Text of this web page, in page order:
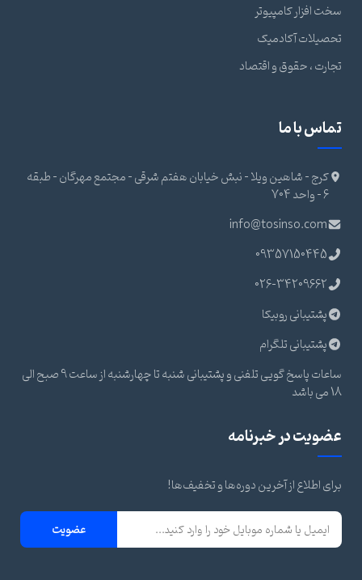
سخت افزار کامپیوتر
تحصیلات آکادمیک
تجارت ، حقوق و اقتصاد
تماس با ما
کرج - شاهین ویلا - نبش خیابان هفتم شرقی - مجتمع مهرگان - طبقه
6 - واحد 704
info@tosinso.com
09357150445
026-34209662
پشتیبانی روبیکا
پشتیبانی تلگرام
ساعات پاسخ گویی تلفنی و پشتیبانی شنبه تا چهارشنبه از ساعت 9 صبح الی
18 می باشد
عضویت در خبرنامه
برای اطلاع از آخرین دوره‌ها و تخفیف‌ها!
عضویت